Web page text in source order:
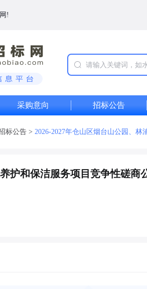
!
采购意向 招标公告
标公告 > 2026-2027年仓山区烟台山公园、
护和保洁服务项目竞争性磋商